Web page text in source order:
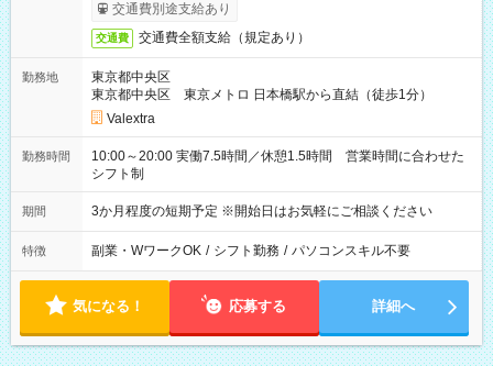
交通費別途支給あり
交通費 交通費全額支給（規定あり）
勤務地
東京都中央区
東京都中央区 東京メトロ 日本橋駅から直結（徒歩1分）
Valextra
勤務時間
10:00～20:00 実働7.5時間／休憩1.5時間 営業時間に合わせた
シフト制
期間 3か月程度の短期予定 ※開始日はお気軽にご相談ください
特徴 副業・WワークOK / シフト勤務 / パソコンスキル不要
気になる！ 応募する 詳細へ